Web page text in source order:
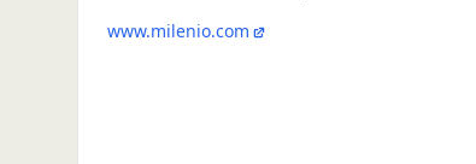
www.milenio.com